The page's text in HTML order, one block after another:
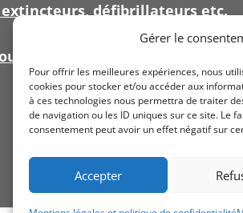
Gérer le
Pour offrir les meilleures expériences, nous
cookies pour stocker et/ou accéder aux
à ces technologies nous permettra de traiter
de navigation ou les ID uniques sur ce site. Le
consentement peut avoir un effet négatif sur
Accepter
défibrillateurs etc.
signalétique